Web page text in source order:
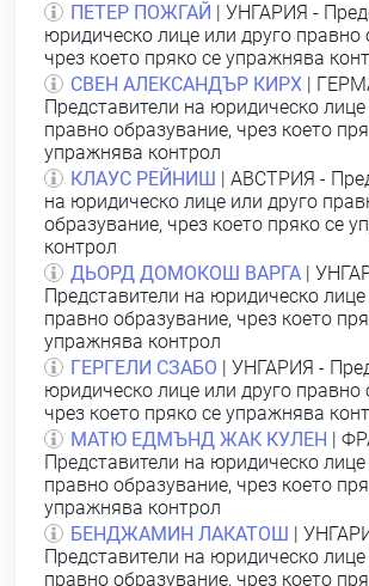
ПЕТЕР ПОЖГАЙ
| УНГАРИЯ -
юридическо лице или друго правно
чрез което пряко се упражнява
СВЕН АЛЕКСАНДЪР КИРХ |
Представители на юридическо
правно образувание, чрез което
упражнява контрол
КЛАУС РЕЙНИШ
| АВСТРИЯ -
на юридическо лице или друго
образувание, чрез което пряко се
контрол
ДЬОРД ДОМОКОШ ВАРГА |
Представители на юридическо
правно образувание, чрез което
упражнява контрол
ГЕРГЕЛИ СЗАБО | УНГАРИЯ -
юридическо лице или друго правно
чрез което пряко се упражнява
МАТЮ ЕДМЪНД ЖАК КУЛЕН
|
Представители на юридическо
правно образувание, чрез което
упражнява контрол
БЕНДЖАМИН ЛАКАТОШ
|
Представители на юридическо
правно образувание, чрез което